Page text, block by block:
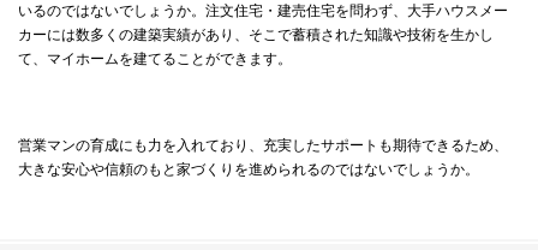
いるのではないでしょうか。注文住宅・建売住宅を問わず、大手ハウスメー
カーには数多くの建築実績があり、そこで蓄積された知識や技術を生かし
て、マイホームを建てることができます。
営業マンの育成にも力を入れており、充実したサポートも期待できるため、
大きな安心や信頼のもと家づくりを進められるのではないでしょうか。